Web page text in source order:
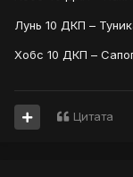
Лунь 10 ДКП –
Хобс 10 ДКП –
Цитата